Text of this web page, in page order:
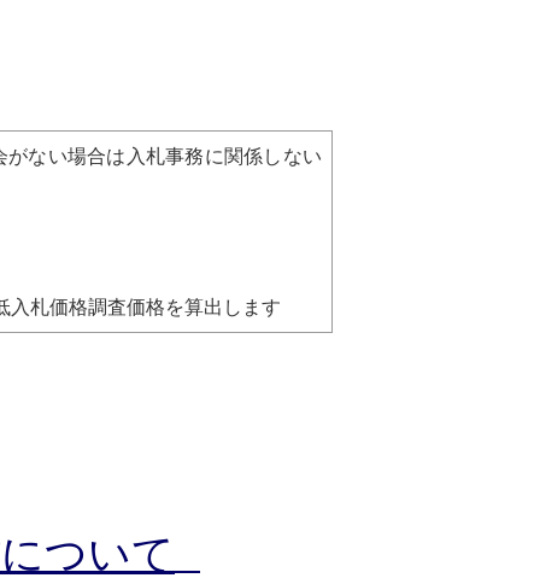
ない場合は入札事務に関係しない
札価格調査価格を算出します
ついて